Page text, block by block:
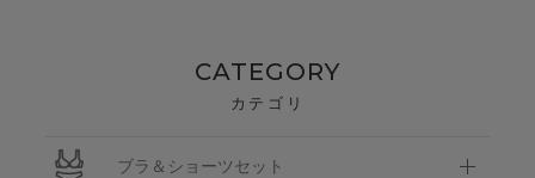
CATEGORY
カテゴリ
ブラ＆ショーツセット